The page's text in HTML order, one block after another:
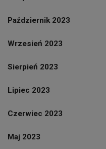
Październik 2023
Wrzesień 2023
Sierpień 2023
Lipiec 2023
Czerwiec 2023
Maj 2023